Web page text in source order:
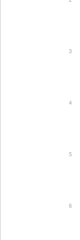
3
4
5
6